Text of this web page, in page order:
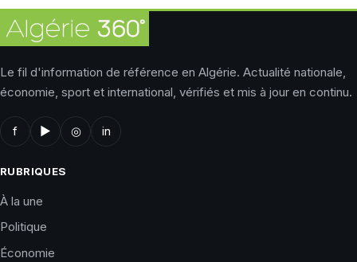
Le fil d'information de référence en Algérie. Actualité nationale,
économie, sport et international, vérifiés et mis à jour en continu.
f ▶ ◎ in
RUBRIQUES
À la une
Politique
Économie